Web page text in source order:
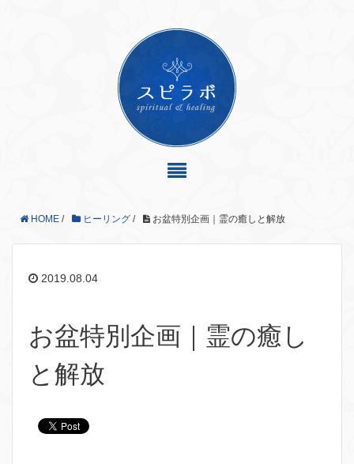
HOME / ヒーリング / お盆特別企画｜霊の癒しと解放
2019.08.04
お盆特別企画｜霊の癒し
と解放